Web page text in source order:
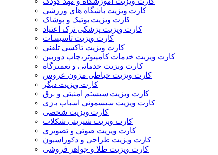
کارت ویزیت باشگاه های ورزشی
کارت ویزیت بوتیک و پوشاک
کارت ویزیت پزشکی ترک اعتیاد
کارت ویزیت تاسیسات
کارت ویزیت تاکسی تلفنی
کارت ویزیت خدمات کامپیوتر،چاپ دوربین
کارت ویزیت خدماتی و تعمیرگاه
کارت ویزیت خیاطی مزون عروس
کارت ویزیت دیگر
کارت ویزیت سیستم امنیتی و برق
کارت ویزیت سیسمونی اسباب بازی
کارت ویزیت شخصی
کارت ویزیت شیرینی شکلات
کارت ویزیت صوتی و تصویری
کارت ویزیت طراحی و دکوراسیون
کارت ویزیت طلا و جواهر فروشی